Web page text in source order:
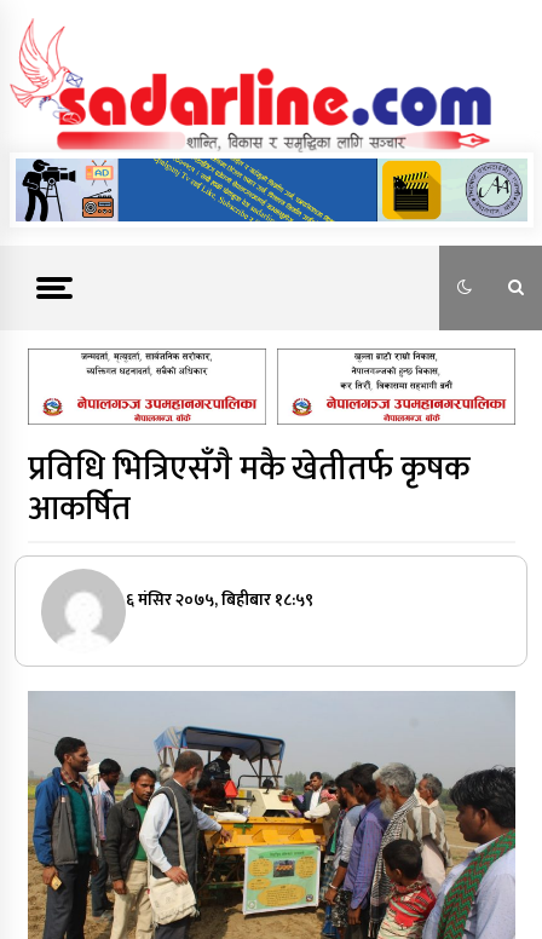
content
News For Nepal
प्रविधि भित्रिएसँगै मकै खेतीतर्फ कृषक
आकर्षित
६ मंसिर २०७५, बिहीबार १८:५९